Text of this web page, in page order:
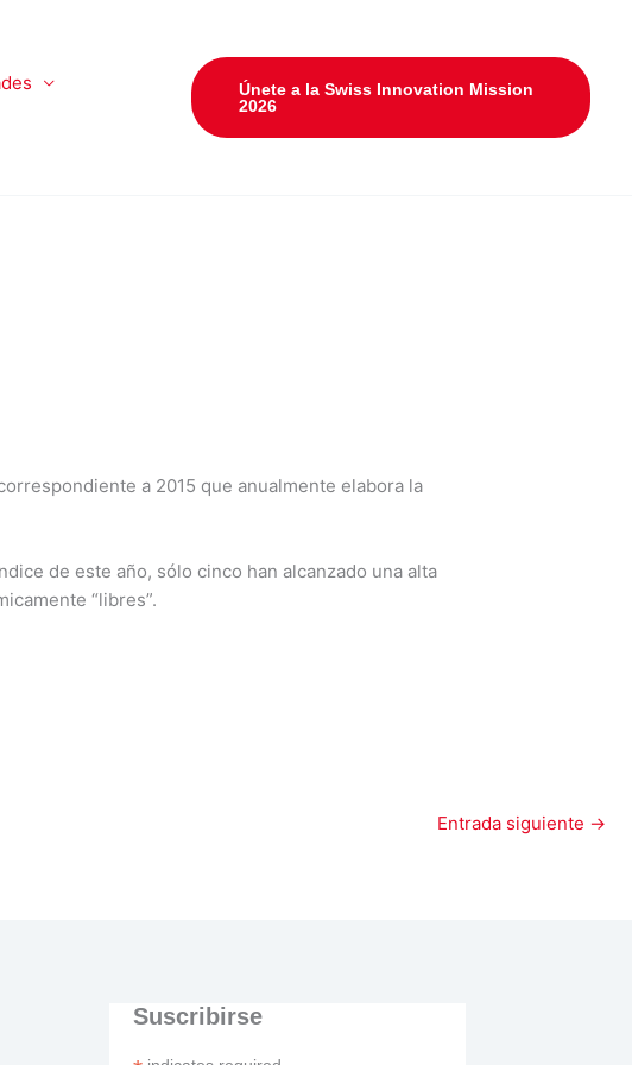
Únete a la Swiss Innovation Mission
2026
a 2015 que anualmente elabora la
de este año, sólo cinco han alcanzado una alta
“libres”.
Entrada siguiente →
Suscribirse